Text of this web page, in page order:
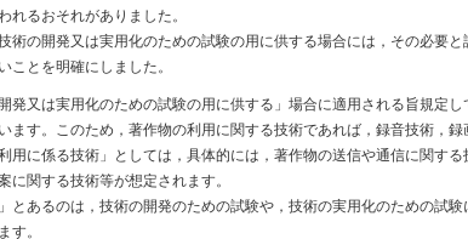
るおそれがありました。
の開発又は実用化のための試験の用に供する場合には，その必要と
とを明確にしました。
又は実用化のための試験の用に供する」場合に適用される旨規定し
ます。このため，著作物の利用に関する技術であれば，録音技術，録
に係る技術」としては，具体的には，著作物の送信や通信に関する
関する技術等が想定されます。
あるのは，技術の開発のための試験や，技術の実用化のための試験
す。